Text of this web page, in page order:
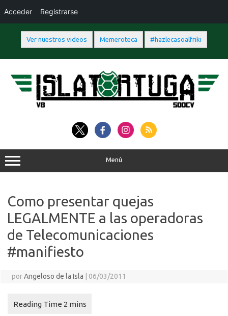
Ver nuestros videos Memeroteca #hazlecasoalfriki
contenido
Menú
Como presentar quejas
LEGALMENTE a las operadoras
de Telecomunicaciones
#manifiesto
porAngeloso de la Isla 06/03/2011
Acceder Registrarse